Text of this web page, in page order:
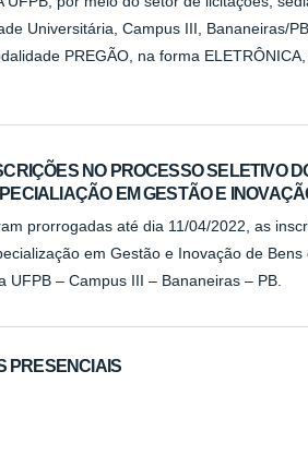
Universitária, Campus III, Bananeiras/
PREGÃO, na forma
NO PROCESSO SELETIVO
EM GESTÃO E
prorrogadas até dia 11/04/2022, as
em Gestão e Inovação de
UFPB – Campus III – Bananeiras – PB.
PRESENCIAIS